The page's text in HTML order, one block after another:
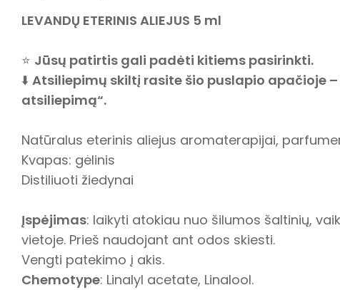
LEVANDŲ ETERINIS ALIEJUS 5 ml
⭐ Jūsų patirtis gali padėti kitiems pasirinkti.
⬇️ Atsiliepimų skiltį rasite šio puslapio apačioje –
atsiliepimą“.
Natūralus eterinis aliejus aromaterapijai,
Kvapas: gėlinis
Distiliuoti žiedynai
Įspėjimas: laikyti atokiau nuo šilumos šaltinių,
vietoje. Prieš naudojant ant odos skiesti.
Vengti patekimo į akis.
Chemotype: Linalyl acetate, Linalool.